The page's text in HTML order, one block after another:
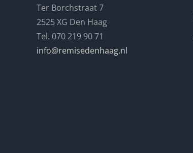
Ter Borchstraat 7
2525 XG Den Haag
Tel. 070 219 90 71
info@remisedenhaag.nl